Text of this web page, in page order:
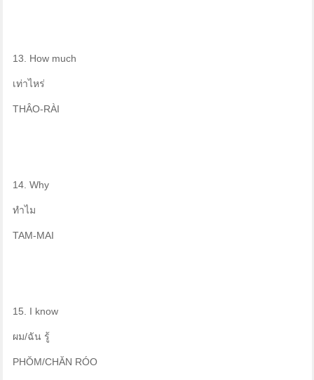
13. How much
เท่าไหร่
THÂO-RÀI
14. Why
ทำไม
TAM-MAI
15. I know
ผม/ฉัน รู้
PHŎM/CHĂN RÓO